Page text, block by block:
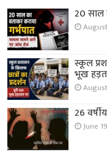
20 साल
स्कूल
भूख
26
June